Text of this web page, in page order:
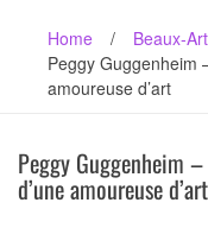
Home / Beaux-
Peggy Guggenheim
amoureuse d’art
Peggy Guggenheim
d’une amoureuse d’art